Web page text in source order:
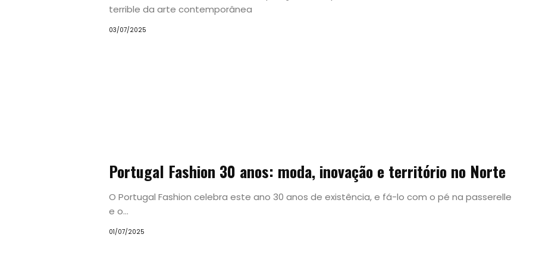
terrible da arte contemporânea
03/07/2025
Portugal Fashion 30 anos: moda, inovação e território no Norte
O Portugal Fashion celebra este ano 30 anos de existência, e fá-lo com o pé na passerelle
e o...
01/07/2025